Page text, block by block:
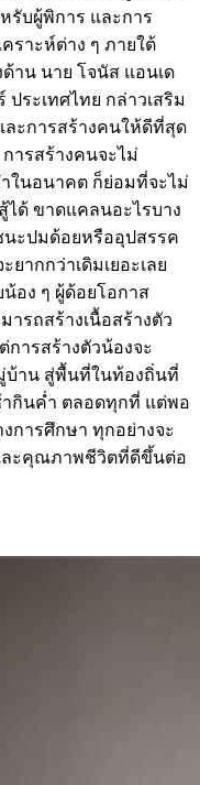
รับผู้พิการ และการ
ราะห์ต่าง ๆ ภายใต้
าน นาย โจนัส แอนเด
ระเทศไทย กล่าวเสริม
ละการสร้างคนให้ดีที่สุด
ารสร้างคนจะไม่
ในอนาคต ก็ย่อมที่จะไม่
ด้ ขาดแคลนอะไรบาง
นะปมด้อยหรืออุปสรรค
ากกว่าเดิมเยอะเลย
อง ๆ ผู้ด้อยโอกาส
ารถสร้างเนื้อสร้างตัว
ารสร้างตัวน้องจะ
บ้าน สู่พื้นที่ในท้องถิ่นที่
กินค่ำ ตลอดทุกที่ แต่พอ
ารศึกษา ทุกอย่างจะ
ะคุณภาพชีวิตที่ดีขึ้นต่อ